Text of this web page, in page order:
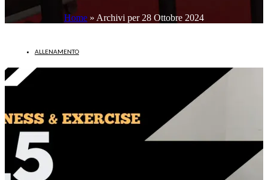
Home » Archivi per 28 Ottobre 2024
ALLENAMENTO